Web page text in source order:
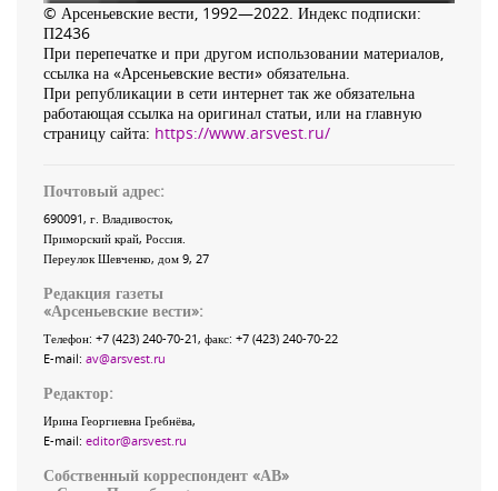
© Арсеньевские вести, 1992—2022. Индекс подписки:
П2436
При перепечатке и при другом использовании материалов,
ссылка на «Арсеньевские вести» обязательна.
При републикации в сети интернет так же обязательна
работающая ссылка на оригинал статьи, или на главную
страницу сайта: https://www.arsvest.ru/
Почтовый адрес:
690091, г. Владивосток,
Приморский край, Россия
Переулок Шевченко, дом 9, 27
Редакция газеты
«Арсеньевские вести»:
Телефон: +7 (423) 240-70-21, факс: +7 (423) 240-70-22
E-mail: av@arsvest.ru
Редактор:
Ирина Георгиевна Гребнёва,
E-mail: editor@arsvest.ru
Собственный корреспондент «АВ»